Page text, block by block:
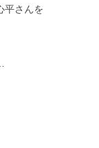
平さんを